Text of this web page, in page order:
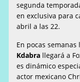
segunda
en exclusiva para
abril a las 22.
En pocas
Kdabra llegará a
es dinámico
actor mexicano